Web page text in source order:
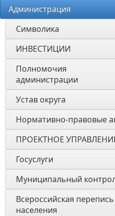
Администрация
Символика
ИНВЕСТИЦИИ
Полномочия
администрации
Устав округа
Нормативно-правовые
ПРОЕКТНОЕ
Госуслуги
Муниципальный
Всероссийская перепись
населения